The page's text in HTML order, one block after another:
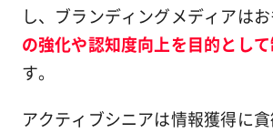
し、ブランディングメディアは
の強化や認知度向上を目的とし
す。
アクティブシニアは情報獲得に貪